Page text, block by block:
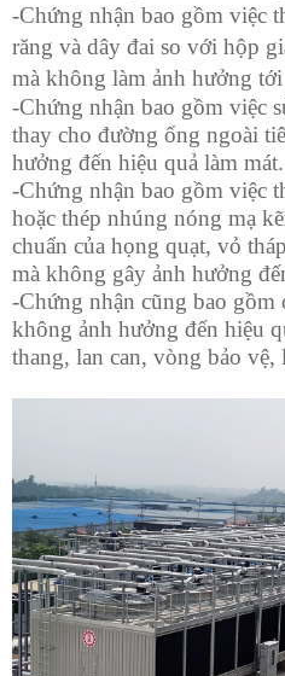
-Chứng nhận bao gồm việc
răng và dây đai so với hộp
mà không làm ảnh hưởng
-Chứng nhận bao gồm việc
thay cho đường ống ngoài
hưởng đến hiệu quả làm mát.
-Chứng nhận bao gồm việc
hoặc thép nhúng nóng mạ
chuẩn của họng quạt, vỏ
mà không gây ảnh hưởng
-Chứng nhận cũng bao gồm
không ảnh hưởng đến hiệu
thang, lan can, vòng bảo